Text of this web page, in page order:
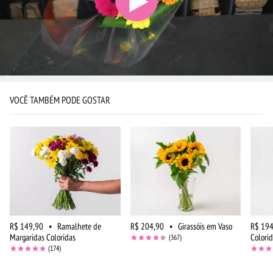
VOCÊ TAMBÉM PODE GOSTAR
R$ 149,90 • Ramalhete de
Margaridas Coloridas
(174)
R$ 204,90 • Girassóis em Vaso
(367)
R$